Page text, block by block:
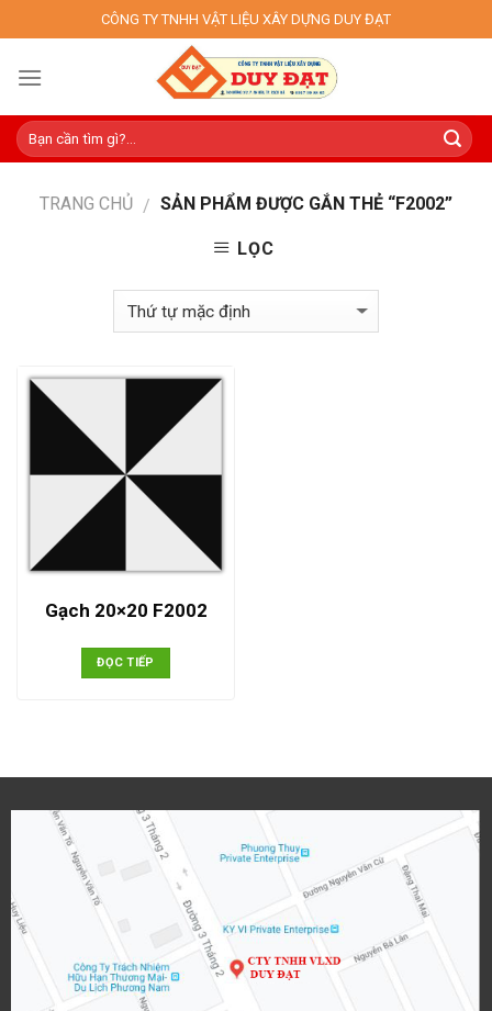
to
content
CÔNG TY TNHH VẬT LIỆU XÂY DỰNG DUY ĐẠT
TRANG CHỦ / SẢN PHẨM ĐƯỢC GẮN THẺ “F2002”
LỌC
Gạch 20×20 F2002
ĐỌC TIẾP